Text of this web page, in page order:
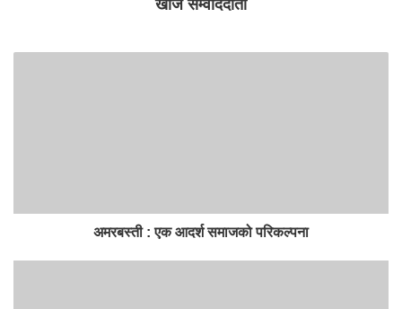
खोज सम्वाददाता
अमरबस्ती : एक आदर्श समाजको परिकल्पना